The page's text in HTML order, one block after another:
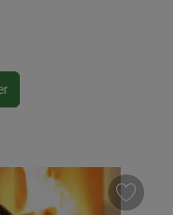
la quantité